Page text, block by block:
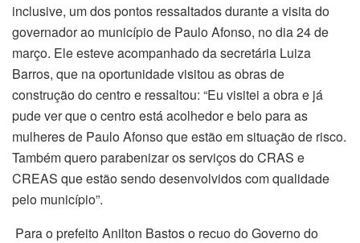
inclusive, um dos pontos ressaltados durante a visita do
governador ao município de Paulo Afonso, no dia 24 de
março. Ele esteve acompanhado da secretária Luiza
Barros, que na oportunidade visitou as obras de
construção do centro e ressaltou: “Eu visitei a obra e já
pude ver que o centro está acolhedor e belo para as
mulheres de Paulo Afonso que estão em situação de risco.
Também quero parabenizar os serviços do CRAS e
CREAS que estão sendo desenvolvidos com qualidade
pelo município”.
Para o prefeito Anilton Bastos o recuo do Governo do